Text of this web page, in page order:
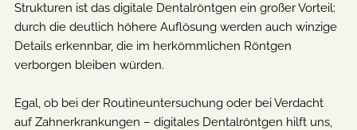
Strukturen ist das digitale Dentalröntgen ein großer Vorteil:
durch die deutlich höhere Auflösung werden auch winzige
Details erkennbar, die im herkömmlichen Röntgen
verborgen bleiben würden.
Egal, ob bei der Routineuntersuchung oder bei Verdacht
auf Zahnerkrankungen – digitales Dentalröntgen hilft uns,